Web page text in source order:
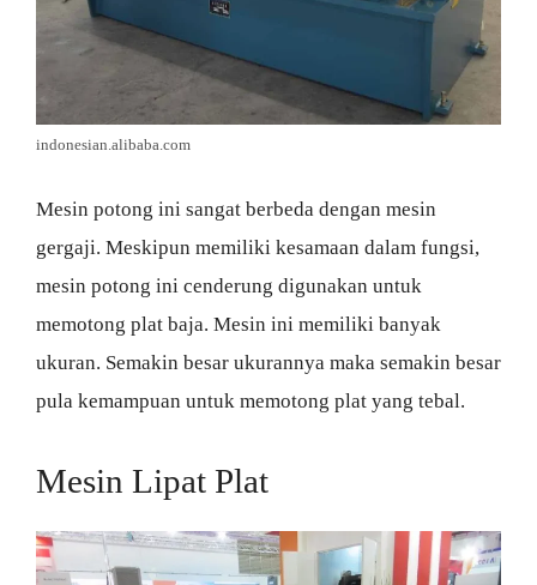
indonesian.alibaba.com
Mesin potong ini sangat berbeda dengan mesin
gergaji. Meskipun memiliki kesamaan dalam fungsi,
mesin potong ini cenderung digunakan untuk
memotong plat baja. Mesin ini memiliki banyak
ukuran. Semakin besar ukurannya maka semakin besar
pula kemampuan untuk memotong plat yang tebal.
Mesin Lipat Plat